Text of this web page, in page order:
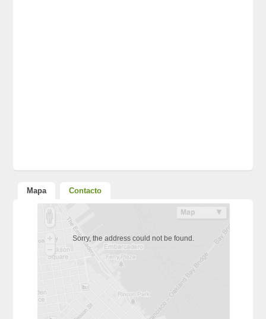
Mapa Contacto
Sorry, the address could not be found.